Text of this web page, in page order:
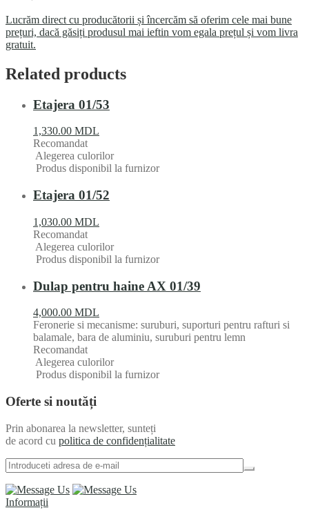
Lucrăm direct cu producătorii și încercăm să oferim cele mai bune
prețuri, dacă găsiți produsul mai ieftin vom egala prețul și vom livra
gratuit.
Related products
Etajera 01/53
1,330.00 MDL
Recomandat
Alegerea culorilor
Produs disponibil la furnizor
Etajera 01/52
1,030.00 MDL
Recomandat
Alegerea culorilor
Produs disponibil la furnizor
Dulap pentru haine AX 01/39
4,000.00 MDL
Feronerie si mecanisme: suruburi, suporturi pentru rafturi si
balamale, bara de aluminiu, suruburi pentru lemn
Recomandat
Alegerea culorilor
Produs disponibil la furnizor
Oferte si noutăți
Prin abonarea la newsletter, sunteți
de acord cu politica de confidențialitate
Informații